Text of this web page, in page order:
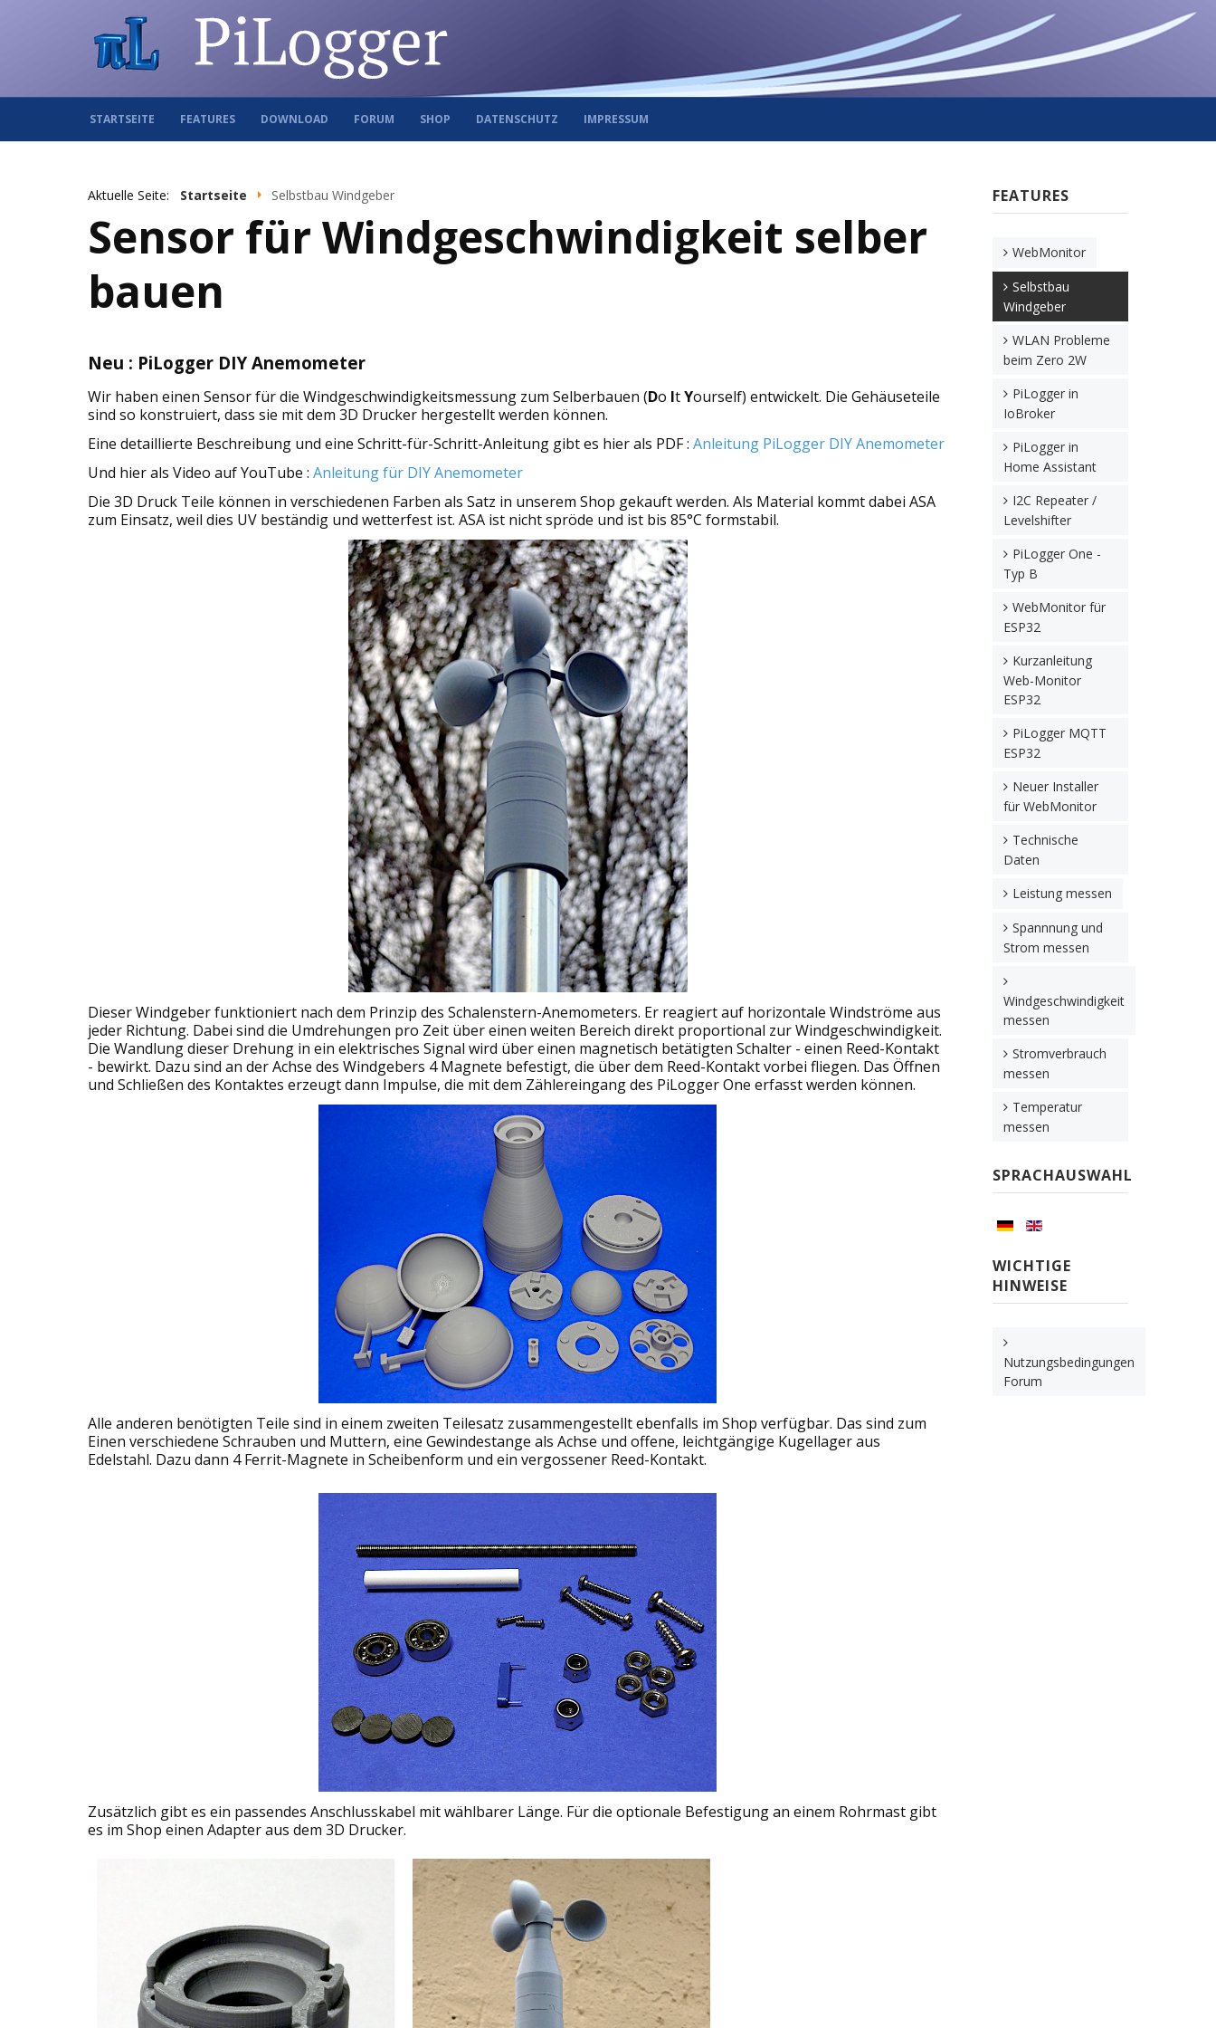
STARTSEITE FEATURES DOWNLOAD FORUM SHOP DATENSCHUTZ IMPRESSUM
Aktuelle Seite: Startseite Selbstbau Windgeber
Sensor für Windgeschwindigkeit selber
bauen
Neu : PiLogger DIY Anemometer
Wir haben einen Sensor für die Windgeschwindigkeitsmessung zum Selberbauen (Do ItYourself) entwickelt. Die Gehäuseteile
sind so konstruiert, dass sie mit dem 3D Drucker hergestellt werden können.
Eine detaillierte Beschreibung und eine Schritt-für-Schritt-Anleitung gibt es hier als PDF : Anleitung PiLogger DIY Anemometer
Und hier als Video auf YouTube : Anleitung für DIY Anemometer
Die 3D Druck Teile können in verschiedenen Farben als Satz in unserem Shop gekauft werden. Als Material kommt dabei ASA
zum Einsatz, weil dies UV beständig und wetterfest ist. ASA ist nicht spröde und ist bis 85°C formstabil.
Dieser Windgeber funktioniert nach dem Prinzip des Schalenstern-Anemometers. Er reagiert auf horizontale Windströme aus
jeder Richtung. Dabei sind die Umdrehungen pro Zeit über einen weiten Bereich direkt proportional zur Windgeschwindigkeit.
Die Wandlung dieser Drehung in ein elektrisches Signal wird über einen magnetisch betätigten Schalter - einen Reed-Kontakt
- bewirkt. Dazu sind an der Achse des Windgebers 4 Magnete befestigt, die über dem Reed-Kontakt vorbei fliegen. Das Öffnen
und Schließen des Kontaktes erzeugt dann Impulse, die mit dem Zählereingang des PiLogger One erfasst werden können.
Alle anderen benötigten Teile sind in einem zweiten Teilesatz zusammengestellt ebenfalls im Shop verfügbar. Das sind zum
Einen verschiedene Schrauben und Muttern, eine Gewindestange als Achse und offene, leichtgängige Kugellager aus
Edelstahl. Dazu dann 4 Ferrit-Magnete in Scheibenform und ein vergossener Reed-Kontakt.
Zusätzlich gibt es ein passendes Anschlusskabel mit wählbarer Länge. Für die optionale Befestigung an einem Rohrmast gibt
es im Shop einen Adapter aus dem 3D Drucker.
FEATURES
WebMonitor
Selbstbau
Windgeber
WLAN Probleme
beim Zero 2W
PiLogger in
IoBroker
PiLogger in
Home Assistant
I2C Repeater /
Levelshifter
PiLogger One -
Typ B
WebMonitor für
ESP32
Kurzanleitung
Web-Monitor
ESP32
PiLogger MQTT
ESP32
Neuer Installer
für WebMonitor
Technische
Daten
Leistung messen
Spannnung und
Strom messen
Windgeschwindigkeit
messen
Stromverbrauch
messen
Temperatur
messen
SPRACHAUSWAHL
WICHTIGE
HINWEISE
Nutzungsbedingungen
Forum